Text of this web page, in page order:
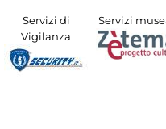
Servizi di
Vigilanza
Servizi